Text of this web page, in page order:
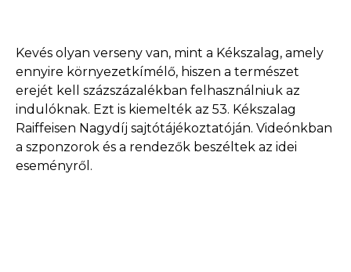
Kevés olyan verseny van, mint a Kékszalag, amely
ennyire környezetkímélő, hiszen a természet
erejét kell százszázalékban felhasználniuk az
indulóknak. Ezt is kiemelték az 53. Kékszalag
Raiffeisen Nagydíj sajtótájékoztatóján. Videónkban
a szponzorok és a rendezők beszéltek az idei
eseményről.